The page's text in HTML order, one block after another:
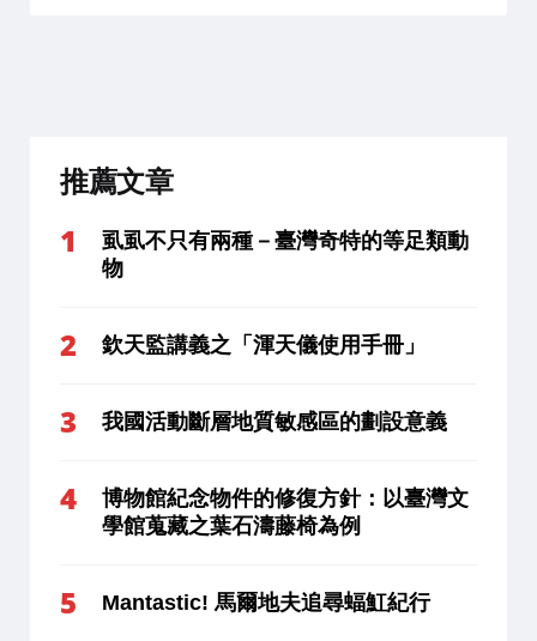
推薦文章
虱虱不只有兩種－臺灣奇特的等足類動
物
欽天監講義之「渾天儀使用手冊」
我國活動斷層地質敏感區的劃設意義
博物館紀念物件的修復方針：以臺灣文
學館蒐藏之葉石濤藤椅為例
Mantastic! 馬爾地夫追尋蝠魟紀行